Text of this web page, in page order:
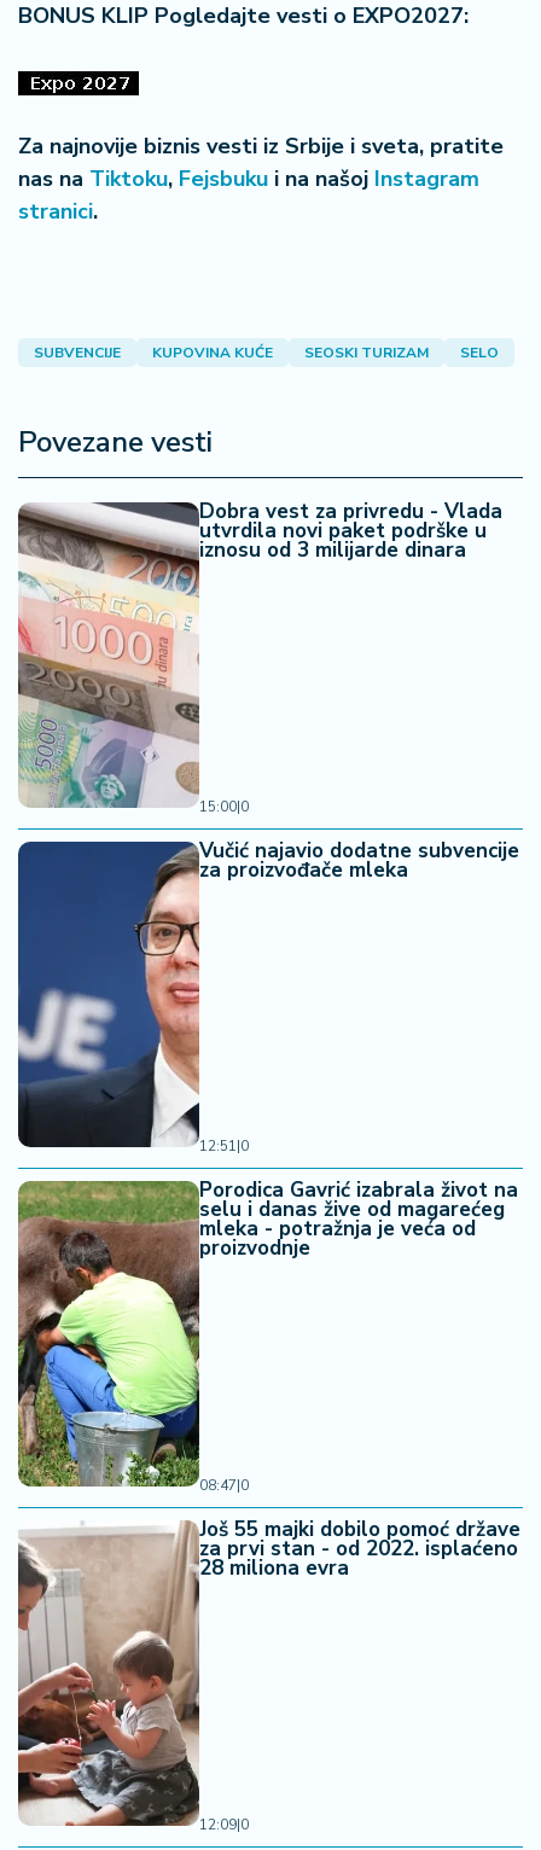
BONUS KLIP Pogledajte vesti o EXPO2027:
Za najnovije biznis vesti iz Srbije i sveta, pratite
nas na Tiktoku, Fejsbuku i na našoj Instagram
stranici.
SUBVENCIJE KUPOVINA KUĆE SEOSKI TURIZAM SELO
Povezane vesti
Dobra vest za privredu - Vlada
utvrdila novi paket podrške u
iznosu od 3 milijarde dinara
15:00|0
Vučić najavio dodatne subvencije
za proizvođače mleka
12:51|0
Porodica Gavrić izabrala život na
selu i danas žive od magarećeg
mleka - potražnja je veća od
proizvodnje
08:47|0
Još 55 majki dobilo pomoć države
za prvi stan - od 2022. isplaćeno
28 miliona evra
12:09|0